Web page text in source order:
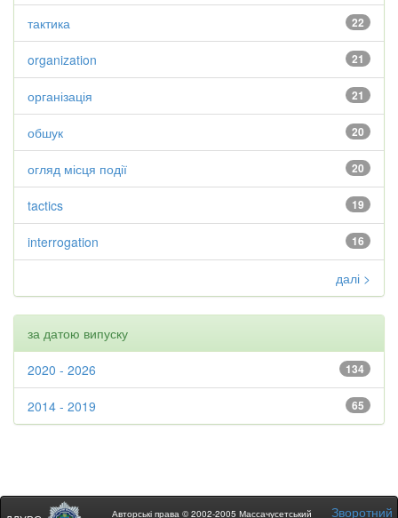
22
тактика
21
organization
21
організація
20
обшук
20
огляд місця події
19
tactics
16
interrogation
далі >
за датою випуску
134
2020 - 2026
65
2014 - 2019
Авторські права © 2002-2005 Массачусетський Зворотний